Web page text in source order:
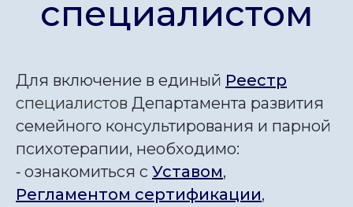
Для включение в единый Реестр
специалистов Департамента развития
семейного консультирования и парной
психотерапии, необходимо:
⁃ ознакомиться с Уставом,
Регламентом сертификации,